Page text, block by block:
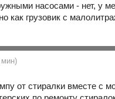
насосами - нет, у
как грузовик с
мин)
от стиралки вместе с